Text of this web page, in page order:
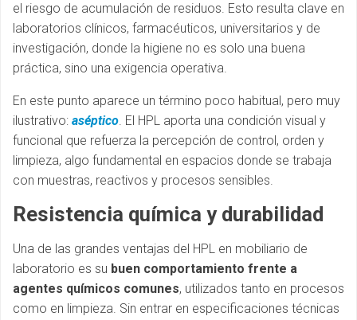
el riesgo de acumulación de residuos. Esto resulta clave en
laboratorios clínicos, farmacéuticos, universitarios y de
investigación, donde la higiene no es solo una buena
práctica, sino una exigencia operativa.
En este punto aparece un término poco habitual, pero muy
ilustrativo: aséptico. El HPL aporta una condición visual y
funcional que refuerza la percepción de control, orden y
limpieza, algo fundamental en espacios donde se trabaja
con muestras, reactivos y procesos sensibles.
Resistencia química y durabilidad
Una de las grandes ventajas del HPL en mobiliario de
laboratorio es su buen comportamiento frente a
agentes químicos comunes, utilizados tanto en procesos
como en limpieza. Sin entrar en especificaciones técnicas